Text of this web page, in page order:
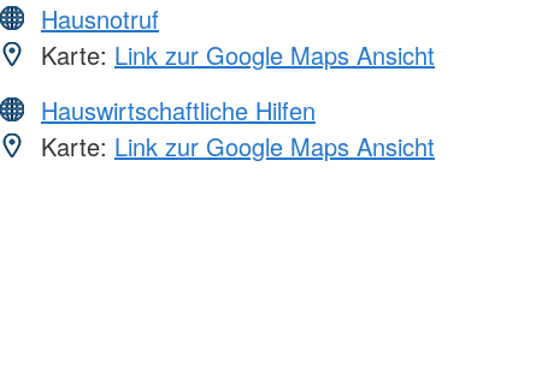
Hausnotruf
Karte: Link zur Google Maps Ansicht
Hauswirtschaftliche Hilfen
Karte: Link zur Google Maps Ansicht